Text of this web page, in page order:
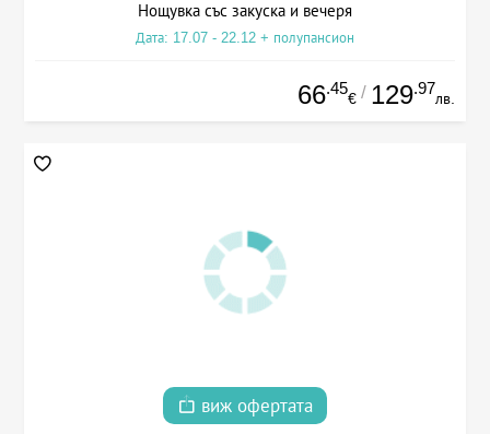
Нощувка със закуска и вечеря
Дата: 17.07 - 22.12 + полупансион
66.45
€ / 129.97
лв.
виж офертата